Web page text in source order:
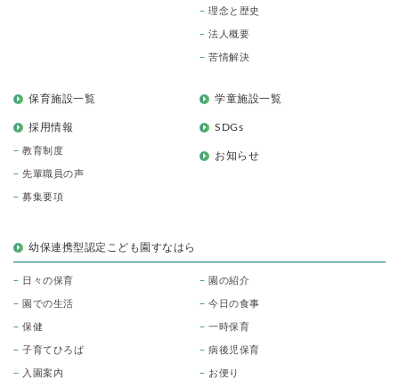
理念と歴史
法人概要
苦情解決
保育施設一覧 学童施設一覧
採用情報
教育制度
先輩職員の声
募集要項
SDGs
お知らせ
幼保連携型認定こども園すなはら
日々の保育 園の紹介
園での生活 今日の食事
保健 一時保育
子育てひろば 病後児保育
入園案内 お便り